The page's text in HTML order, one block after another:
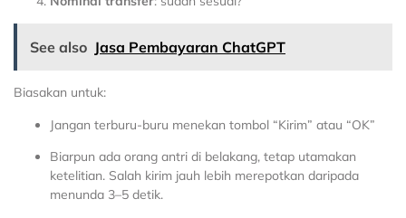
See also Jasa Pembayaran ChatGPT
Biasakan untuk:
Jangan terburu-buru menekan tombol “Kirim” atau “OK”
Biarpun ada orang antri di belakang, tetap utamakan
ketelitian. Salah kirim jauh lebih merepotkan daripada
menunda 3–5 detik.